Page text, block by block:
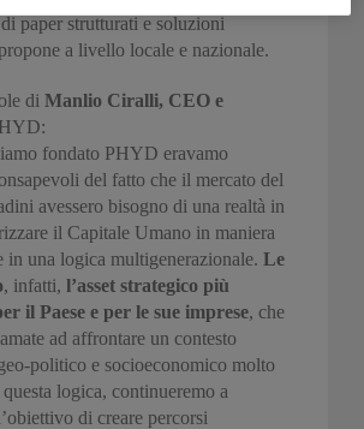
paper strutturati e soluzioni
a livello locale e nazionale.
di Manlio Ciralli, CEO e
fondato PHYD eravamo
del fatto che il mercato del
avessero bisogno di una realtà in
il Capitale Umano in maniera
in una logica multigenerazionale. Le
, infatti, l’asset strategico più
il Paese e per le sue imprese, che
ad affrontare un contesto
politico e socioeconomico molto
logica, continueremo a
di creare percorsi